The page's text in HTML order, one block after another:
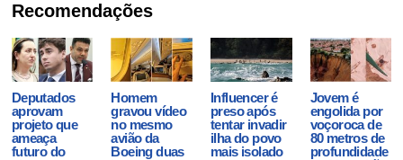
Recomendações
Deputados
aprovam
projeto que
ameaça
futuro do
Homem
gravou vídeo
no mesmo
avião da
Boeing duas
Influencer é
preso após
tentar invadir
ilha do povo
mais isolado
Jovem é
engolida por
voçoroca de
80 metros de
profundidade